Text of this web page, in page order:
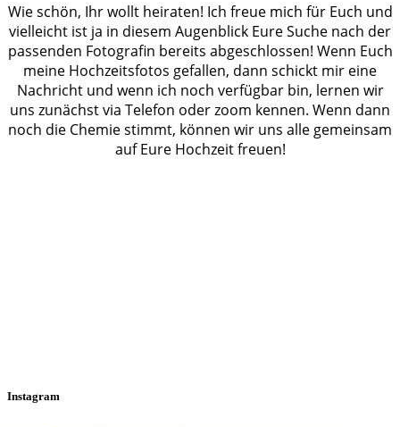
Wie schön, Ihr wollt heiraten! Ich freue mich für Euch und
vielleicht ist ja in diesem Augenblick Eure Suche nach der
passenden Fotografin bereits abgeschlossen! Wenn Euch
meine Hochzeitsfotos gefallen, dann schickt mir eine
Nachricht und wenn ich noch verfügbar bin, lernen wir
uns zunächst via Telefon oder zoom kennen. Wenn dann
noch die Chemie stimmt, können wir uns alle gemeinsam
auf Eure Hochzeit freuen!
Instagram